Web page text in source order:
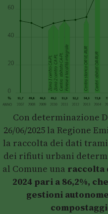
Con determinazione
26/06/2025 la Regione
la raccolta dei dati
dei rifiuti urbani
al Comune una raccolta
2024 pari a 86,2%,
gestioni